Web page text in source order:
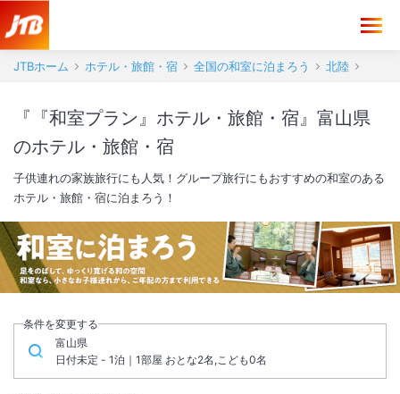
JTBホーム ホテル・旅館・宿 全国の和室に泊まろう 北陸
『『和室プラン』ホテル・旅館・宿』富山県
のホテル・旅館・宿
子供連れの家族旅行にも人気！グループ旅行にもおすすめの和室のある
ホテル・旅館・宿に泊まろう！
条件を変更する
富山県
日付未定 - 1泊｜1部屋 おとな2名,こども0名